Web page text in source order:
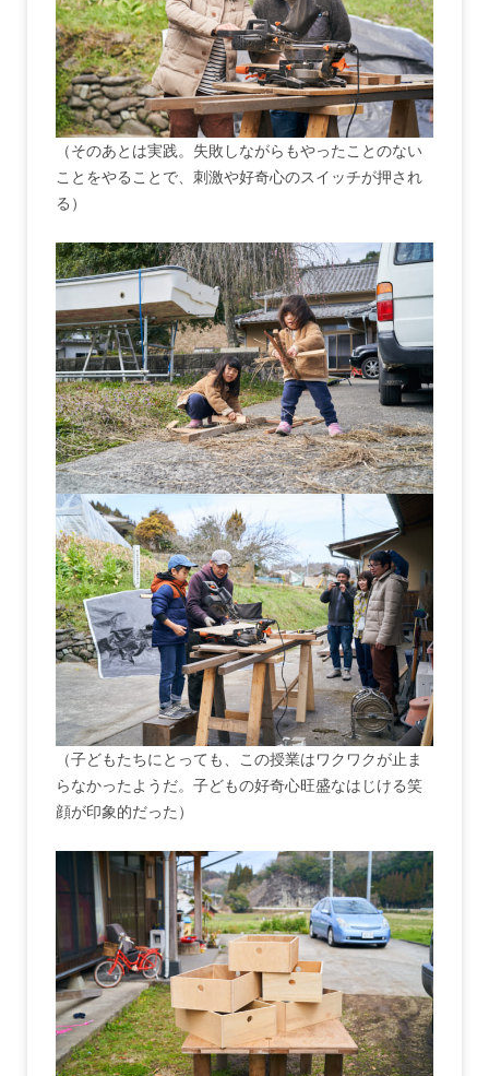
（そのあとは実践。失敗しながらもやったことのない
ことをやることで、刺激や好奇心のスイッチが押され
る）
（子どもたちにとっても、この授業はワクワクが止ま
らなかったようだ。子どもの好奇心旺盛なはじける笑
顔が印象的だった）